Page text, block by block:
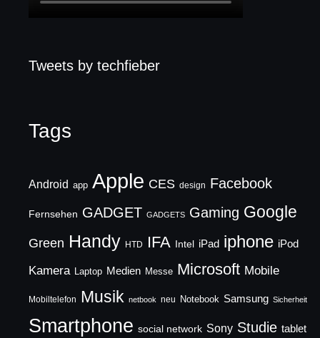
Tweets by techfieber
Tags
Android app Apple CES design Facebook
Fernsehen GADGET GADGETS Gaming Google
Green Handy HTD IFA Intel iPad iphone iPod
Kamera Laptop Medien Messe Microsoft Mobile
Mobiltelefon Musik netbook neu Notebook Samsung Sicherheit
Smartphone social network Sony Studie tablet